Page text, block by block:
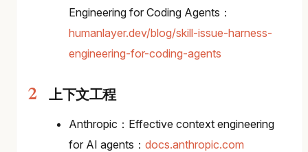
Engineering for Coding Agents：
humanlayer.dev/blog/skill-issue-harness-
engineering-for-coding-agents
上下文工程
Anthropic：Effective context engineering
for AI agents： docs.anthropic.com